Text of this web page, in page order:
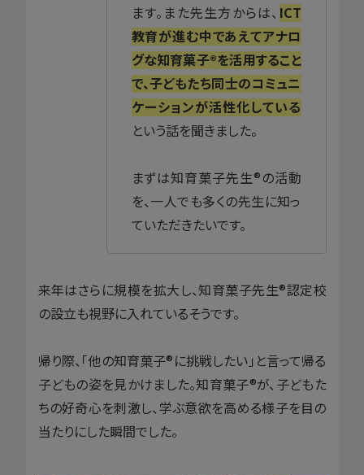
ます。また先生方からは、 ICT
教育が進む中であえてアナロ
グな知育菓子®を活用すること
で、子どもたち同士のコミュニ
ケーションが活性化している
という話を聞きました。
まずは知育菓子先生®の活動
を、一人でも多くの先生に知っ
ていただきたいです。
来年はさらに規模を拡大し、知育菓子先生®認定校
の設立も視野に入れているそうです。
帰り際、「他の知育菓子®に挑戦したい」と言って帰る
子どもの姿を見かけました。知育菓子®が、子どもた
ちの好奇心を刺激し、学ぶ意欲を高める様子を目の
当たりにした瞬間でした。